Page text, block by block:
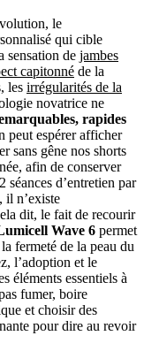
le
qui cible
sensation de jambes
capitonné de la
les irrégularités de la
novatrice ne
rapides
peut espérer afficher
sans gêne nos shorts
afin de conserver
séances d’entretien par
il n’existe
dit, le fait de recourir
Wave 6 permet
fermeté de la peau du
l’adoption et le
éléments essentiels à
fumer, boire
et choisir des
pour dire au revoir